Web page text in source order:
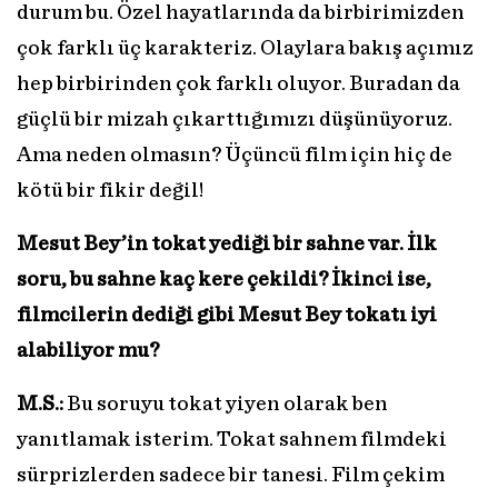
durum bu. Özel hayatlarında da birbirimizden
çok farklı üç karakteriz. Olaylara bakış açımız
hep birbirinden çok farklı oluyor. Buradan da
güçlü bir mizah çıkarttığımızı düşünüyoruz.
Ama neden olmasın? Üçüncü film için hiç de
kötü bir fikir değil!
Mesut Bey’in tokat yediği bir sahne var. İlk
soru, bu sahne kaç kere çekildi? İkinci ise,
filmcilerin dediği gibi Mesut Bey tokatı iyi
alabiliyor mu?
M.S.: Bu soruyu tokat yiyen olarak ben
yanıtlamak isterim. Tokat sahnem filmdeki
sürprizlerden sadece bir tanesi. Film çekim